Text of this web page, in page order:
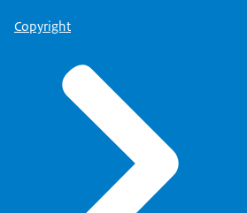
Copyright